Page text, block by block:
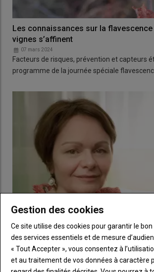
Les connaissances sur la
vignes s’affinent
07 mars 2024
Facteurs de risques, prévention et capteurs
programme de la journée spéciale
« La nuisibilité du virus GPGV sur la
découvrir »
16 janvier 2024
Le GPGV ou le Grapevine pinot gris virus, est
Gestion des cookies
Ce site utilise des cookies pour garantir le
des services essentiels et de mesure
« Tout Accepter », vous consentez à
et au traitement de vos données à caractère